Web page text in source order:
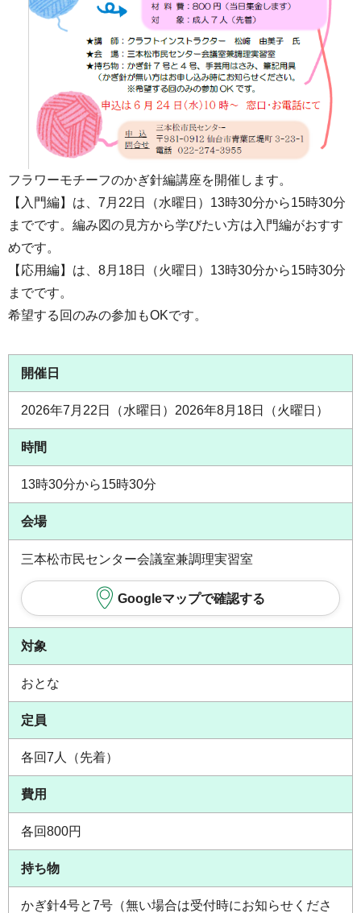
フラワーモチーフのかぎ針編講座を開催します。
【入門編】は、7月22日（水曜日）13時30分から15時30分
までです。編み図の見方から学びたい方は入門編がおすす
めです。
【応用編】は、8月18日（火曜日）13時30分から15時30分
までです。
希望する回のみの参加もOKです。
開催日
2026年7月22日（水曜日）2026年8月18日（火曜日）
時間
13時30分から15時30分
会場
三本松市民センター会議室兼調理実習室
Googleマップで確認する
対象
おとな
定員
各回7人（先着）
費用
各回800円
持ち物
かぎ針4号と7号（無い場合は受付時にお知らせくださ